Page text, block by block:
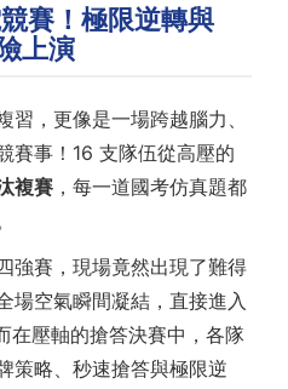
賽！極限逆轉與
上演
，更像是一場跨越腦力、
賽事！16 支隊伍從高壓的
複賽 ，每一道國考仿真題都
強賽，現場竟然出現了難得
場空氣瞬間凝結，直接進入
在壓軸的搶答決賽中，各隊
策略、秒速搶答與極限逆